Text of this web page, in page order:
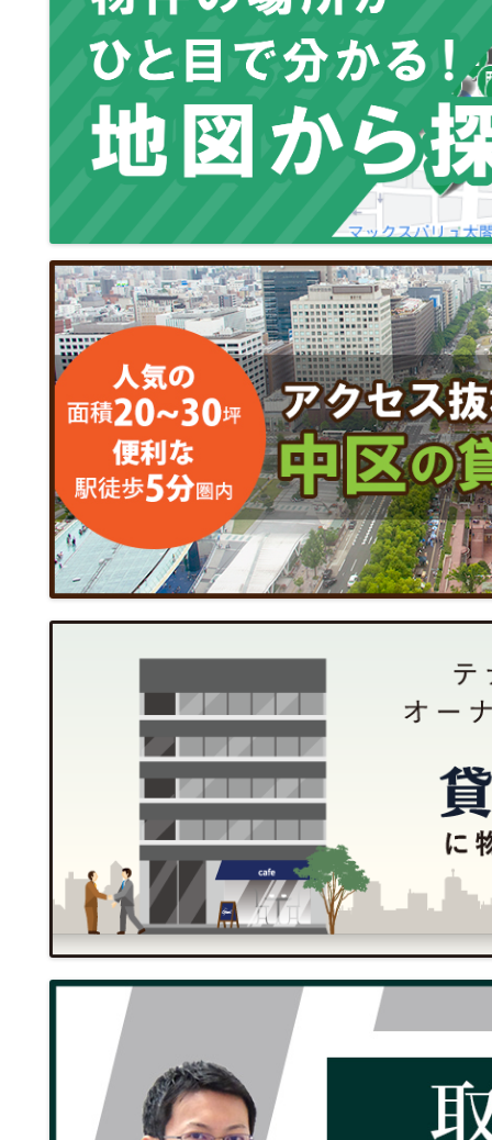
キャンペーン・懸賞企画、ア
本ウェブサイトの運営上必要
4.セキュリティについて
本ウェブサイトを通じて個人
人情報を第三者による不正ア
SSL（Secure Sockets Layer
用して暗号化を行っていま
報は、SSL暗号化通信により
す。また、個人情報は、当
管理し、ファイヤ・ウォー
により、個人情報へのアクセ
洩、ウィルス感染等の防止策
までお願いいたします。
〒460-0014
名古屋市中区富士見町3番7
株式会社クルーズコーポレ
TEL：(052)324-3334
Mail：info@nagopick.net